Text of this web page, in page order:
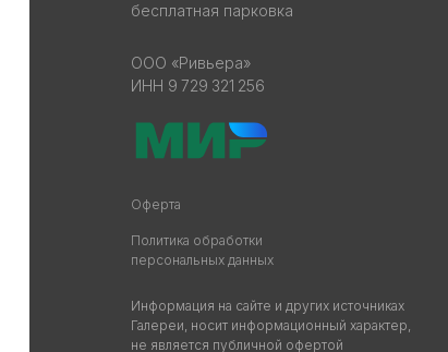
бесплатная парковка
Политика обработки
персональных данных
Информация на сайте и других источниках
Галереи, носит информационный характер,
не является публичной офертой
Оферта
ООО «Ривьера»
ИНН 9 729 321 256